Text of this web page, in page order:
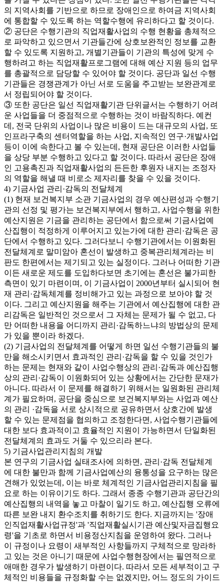
의 지역사회를 기반으로 하므로 장애인으로 하여금 지역사회
에 통합할 수 있도록 하는 역할수행에 유리하다고 할 것이다.
② 공단은 수행기관의 직업재활사업의 수행 현황을 총체적으
로 파악하고 있으면서 기관들간에 상호보완적인 정보를 교환
할 수 있도록 지원하고, 개별기관들이 기관의 특성에 맞게 수
행하려고 하는 직업재활프로그램에 대해 예산 지원 등의 업무
를 총괄적으로 담당할 수 있어야 할 것이다. 공단과 일선 수행
기관들은 경쟁관계가 아닌 서로 도움을 주고받는 보완관계로
서 정립되어야 할 것이다.
③ 또한 공단은 일선 직업재활기관 단위글서는 수행하기 어려
운 사업들을 더 중점적으로 수행하는 것이 바람직하다. 예컨
데, 전국 단위의 사업이나 많은 비용이 드는 대규모의 사업, 또
인프라구축의 센터역할을 하는 사업, 지속적인 연구·개발사업
등이 이에 속한다고 볼 수 있는데, 현재 공단은 이러한 사업들
을 상당 부분 수행하고 있다고 할 것이다. 따라서 공단은 장애
인 고용촉진과 직업재활사업의 든든한 후원자 내지는 조정자
의 역할을 해낼 때 비로소 제자리를 찾을 수 있을 것이다.
4) 기금사업 관리·감독의 전달체계
(1) 현재 보건복지부 소관 기금사업의 경우 예산편성과 수행기
관의 선정 및 평가는 보건복지부에서 행하고, 사업수행을 위한
예산지원은 기금을 관리하는 공단에서 함으로써 기금사업예
산집행이 적정하게 이루어지고 있는가에 대한 관리·감독은 공
단에서 수행하고 있다. 그러다보니 수행기관에서는 이원화된
전달체계로 말미암아 혼선이 발생하고 중복관리체계라는 비
판도 한편에서는 제기되고 있는 실정이다. 그러나 어떠한 기관
이든 새로운 제도를 도입하다보면 초기에는 혼선은 불가피한
측면이 있기 마련이며, 이 기금사업이 2000년부터 실시되어 현
재 관리·감독체계를 정비해가고 있는 과정으로 보아야 할 것
이다. 그리고 예산지원을 해주는 기관에서 예산집행에 대한 관
리감독은 일반적인 것으로서 그 자체는 문제가 될 수 없고, 다
만 어떠한 내용을 어디까지 관리·감독하느냐의 방법상의 문제
가 있을 뿐이라 하겠다.
(2) 기금사업의 전달체계를 어떻게 하면 일선 수행기관들의 불
만을 해소시키면서 효과적인 관리·감독을 할 수 있을 것인가
하는 문제는 현재와 같이 사업수행상의 관리·감독과 예산집행
상의 관리·감독이 이원화되어 있는 상황에서는 간단한 문재가
아니다. 따라서 이 문제를 해결하기 위해서는 일원화된 관리체
계가 필요하며, 공단을 중심으로 보건복지부와는 사업과 예산
의 관리 ·감독을 서로 상시적으로 공유하면서 상호간에 발생
할 수 있는 문제점을 협의하고 조정한다면, 사업수행기관들에
대한 보다 효과적이고 효율적인 지원이 가능하면서 단일화된
전달체계의 효과도 거둘 수 있으리라 본다.
5) 기금사업관리지침의 개발
본 연구의 기금사업 실태조사에 의하면, 관리·감독 전달체계
에 대한 불만과 함께 기금사업예산의 융통성을 요구하는 많은
견해가 있었는데, 이는 바로 체계적인 기금사업관리지침을 필
요로 하는 이유이기도 하다. 그래서 종종 수행기관과 공단간의
예산집행의 내역을 놓고 마찰이 일기도 하고, 예산집행 오류에
따른 보완 내지 환수조치를 취하기도 한다. 지금까지는 '장애
인직업재활사업규정'과 '직업재활실시기관 예산및자금집행요
령'을 기초로 하면서 비용정산지침을 운영하여 왔다. 그러나
이 규정이나 요령이 새부적인 사항들까지 구체적으로 망라하
고 있는 것은 아니기 때문에 사업수행현장에서는 필연적으로
애매한 경우가 발생하기 마련이다. 따라서 모든 세부적이고 구
체적인 비용들을 규정화할 수는 없겠지만, 어느 정도의 가이드